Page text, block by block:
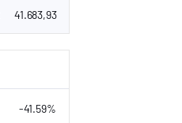
41.683,93
-41.59%